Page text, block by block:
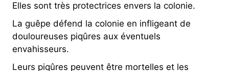
Elles sont très protectrices envers la colonie.
La guêpe défend la colonie en infligeant de
douloureuses piqûres aux éventuels
envahisseurs.
Leurs piqûres peuvent être mortelles et les